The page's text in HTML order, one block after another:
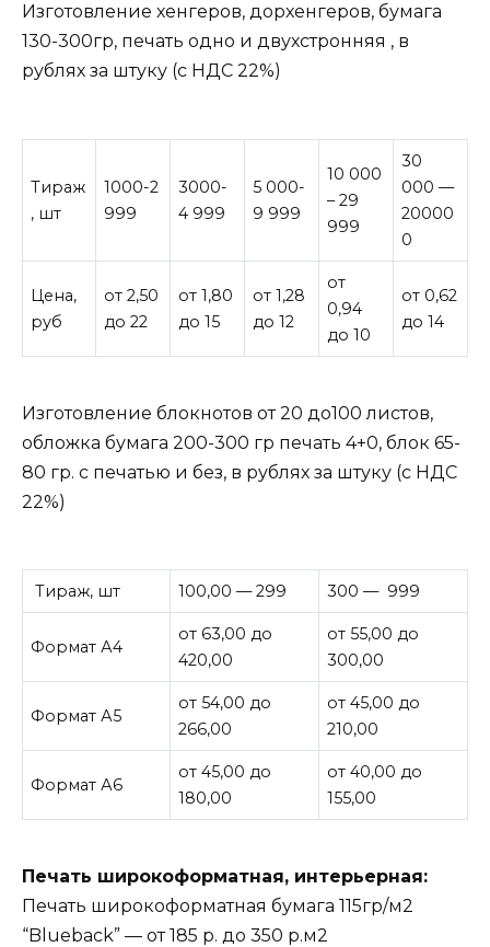
Изготовление хенгеров, дорхенгеров, бумага
130-300гр, печать одно и двухстронняя , в
рублях за штуку (с НДС 22%)
Тираж
, шт
1000-2
999
3000-
4 999
5 000-
9 999
10 000
– 29
999
30
000 —
20000
0
Цена,
руб
от 2,50
до 22
от 1,80
до 15
от 1,28
до 12
от
0,94
до 10
от 0,62
до 14
Изготовление блокнотов от 20 до100 листов,
обложка бумага 200-300 гр печать 4+0, блок 65-
80 гр. с печатью и без, в рублях за штуку (с НДС
22%)
Тираж, шт 100,00 — 299 300 — 999
Формат А4
от 63,00 до
420,00
от 55,00 до
300,00
Формат А5
от 54,00 до
266,00
от 45,00 до
210,00
Формат А6
от 45,00 до
180,00
от 40,00 до
155,00
Печать широкоформатная, интерьерная:
Печать широкоформатная бумага 115гр/м2
“Blueback” — от 185 р. до 350 р.м2